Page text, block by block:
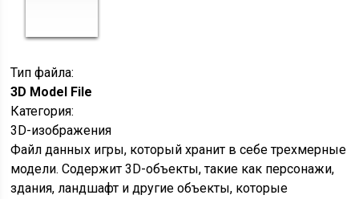
Тип файла:
3D Model File
Категория:
3D-изображения
Файл данных игры, который хранит в себе трехмерные
модели. Содержит 3D-объекты, такие как персонажи,
здания, ландшафт и другие объекты, которые